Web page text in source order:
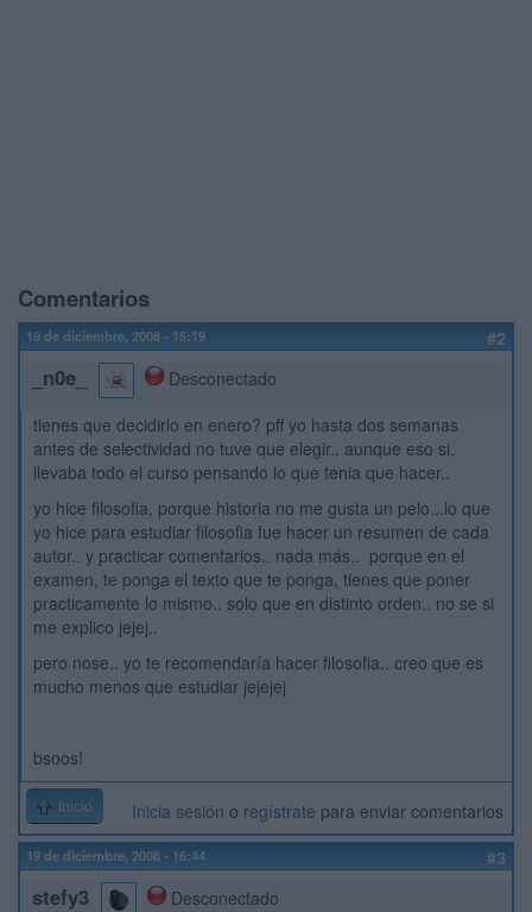
Comentarios
19 de diciembre, 2008 - 15:19 #2
_n0e_
Desconectado
tienes que decidirlo en enero? pff yo hasta dos semanas
antes de selectividad no tuve que elegir.. aunque eso si,
llevaba todo el curso pensando lo que tenia que hacer..
yo hice filosofia, porque historia no me gusta un pelo...lo que
yo hice para estudiar filosofia fue hacer un resumen de cada
autor.. y practicar comentarios.. nada más.. porque en el
examen, te ponga el texto que te ponga, tienes que poner
practicamente lo mismo.. solo que en distinto orden.. no se si
me explico jejej..
pero nose.. yo te recomendaría hacer filosofia.. creo que es
mucho menos que estudiar jejejej
bsoos!
Inicio Inicia sesión o regístrate para enviar comentarios
19 de diciembre, 2008 - 16:44 #3
stefy3
Desconectado